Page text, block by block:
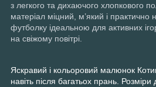
з легкого та дихаючого хлопкового
матеріал міцний, м’який і
футболку ідеальною для активних
на свіжому повітрі.
Яскравий і кольоровий малюнок
навіть після багатьох прань. Розміри